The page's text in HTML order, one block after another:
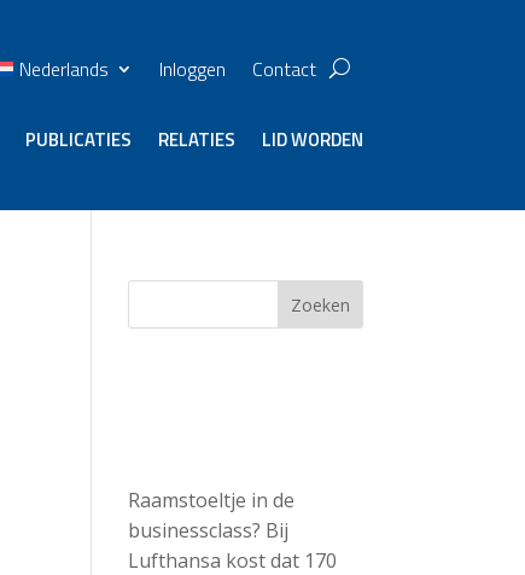
Nederlands Inloggen Contact
PUBLICATIES RELATIES LID WORDEN
Zoeken
Raamstoeltje in de
businessclass? Bij
Lufthansa kost dat 170